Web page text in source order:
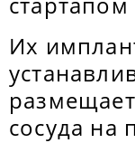
Их
сосуда на